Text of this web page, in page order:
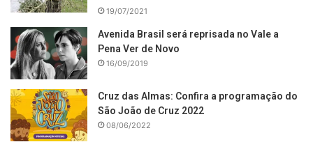
19/07/2021
Avenida Brasil será reprisada no Vale a
Pena Ver de Novo
16/09/2019
Cruz das Almas: Confira a programação do
São João de Cruz 2022
08/06/2022